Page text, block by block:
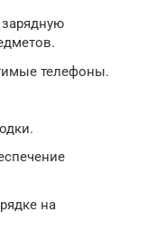
телефоны.
на